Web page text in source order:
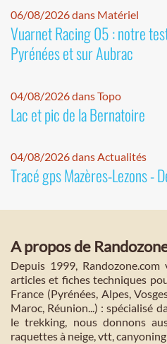
06/08/2026 dans Matériel
Vuarnet Racing 05 : notre
Pyrénées et sur Aubrac
04/08/2026 dans Topo
Lac et pic de la Bernatoire
04/08/2026 dans Actualités
Tracé gps Mazères-Lezons -
A propos de
Depuis 1999,
articles et fiches techniques
France (Pyrénées, Alpes,
Maroc, Réunion...) : spécialisé
le trekking, nous donnons
raquettes à neige, vtt,